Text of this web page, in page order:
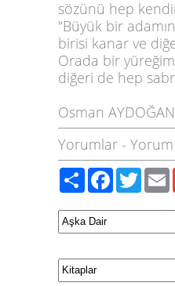
sözünü hep
'‘Büyük bir
birisi kanar ve
Orada bir
diğeri de hep
Osman AYDOĞAN
Yorumlar -
PaylaşFacebook